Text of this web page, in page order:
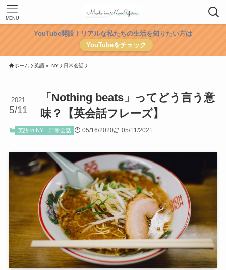
MENU
YouTube開設！リアルな私たちの生活を知りたい方は
YouTubeをチェック
ホーム 英語 in NY 日常会話
「Nothing beats」ってどう言う意
味？【英会話フレーズ】
2021
5/11
英語 in NY 日常会話 05/16/2020 05/11/2021